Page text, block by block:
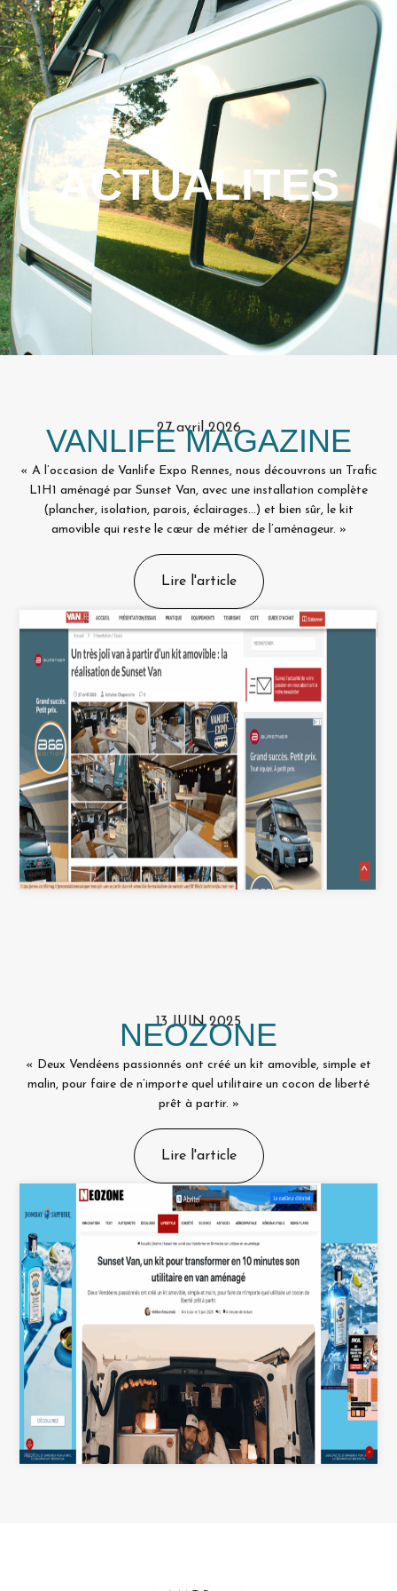
ACTUALITES
27 avril 2026
VANLIFE MAGAZINE
« A l’occasion de Vanlife Expo Rennes, nous découvrons un Trafic
L1H1 aménagé par Sunset Van, avec une installation complète
(plancher, isolation, parois, éclairages…) et bien sûr, le kit
amovible qui reste le cœur de métier de l’aménageur. »
Lire l'article
13 JUIN 2025
NEOZONE
« Deux Vendéens passionnés ont créé un kit amovible, simple et
malin, pour faire de n’importe quel utilitaire un cocon de liberté
prêt à partir. »
Lire l'article